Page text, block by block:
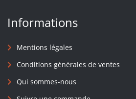
Informations
Mentions légales
Conditions générales de ventes
Qui sommes-nous